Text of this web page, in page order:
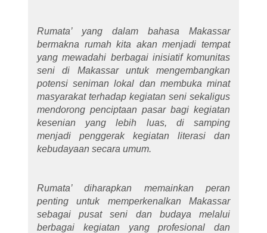
Rumata’ yang dalam bahasa Makassar
bermakna rumah kita akan menjadi tempat
yang mewadahi berbagai inisiatif komunitas
seni di Makassar untuk mengembangkan
potensi seniman lokal dan membuka minat
masyarakat terhadap kegiatan seni sekaligus
mendorong penciptaan pasar bagi kegiatan
kesenian yang lebih luas, di samping
menjadi penggerak kegiatan literasi dan
kebudayaan secara umum.
Rumata’ diharapkan memainkan peran
penting untuk memperkenalkan Makassar
sebagai pusat seni dan budaya melalui
berbagai kegiatan yang profesional dan